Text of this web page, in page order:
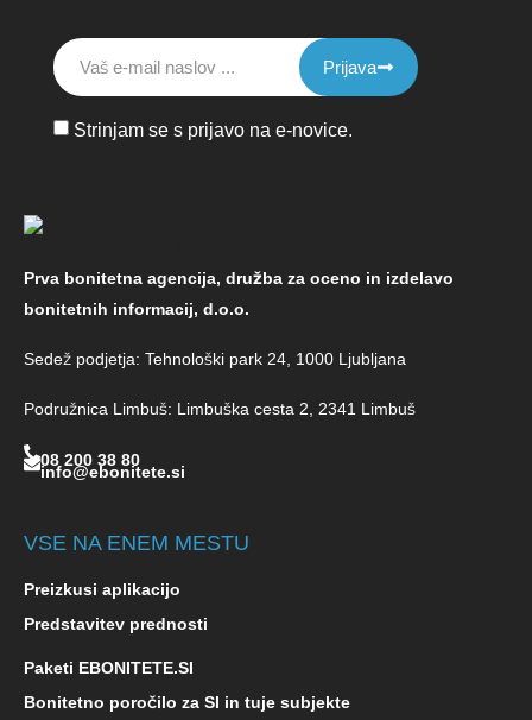
Strinjam se s prijavo na e-novice.
Prijava
Prva bonitetna agencija, družba za oceno in izdelavo
bonitetnih informacij, d.o.o.
Sedež podjetja: Tehnološki park 24, 1000 Ljubljana
Podružnica Limbuš: Limbuška cesta 2, 2341 Limbuš
08 200 38 80
info@ebonitete.si
VSE NA ENEM MESTU
Preizkusi aplikacijo
Predstavitev prednosti
Paketi EBONITETE.SI
Bonitetno poročilo za SI in tuje subjekte